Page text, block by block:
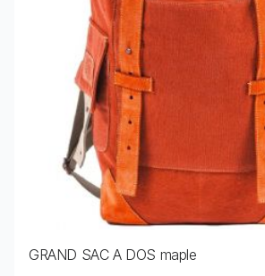
GRAND SAC A DOS maple